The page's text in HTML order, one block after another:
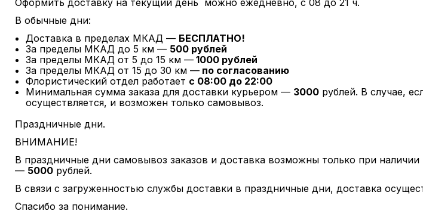
Оформить доставку на текущий день можно ежедневно, с 08 до 21 ч.
В обычные дни:
Доставка в пределах МКАД — БЕСПЛАТНО!
За пределы МКАД до 5 км — 500 рублей
За пределы МКАД от 5 до 15 км — 1000 рублей
За пределы МКАД от 15 до 30 км — по согласованию
Флористический отдел работает с 08:00 до 22:00
Минимальная сумма заказа для доставки курьером — 3000 рублей. В случае,
осуществляется, и возможен только самовывоз.
Праздничные дни.
ВНИМАНИЕ!
В праздничные дни самовывоз заказов и доставка возможны только при
— 5000 рублей.
В связи с загруженностью службы доставки в праздничные дни, доставка
Спасибо за понимание.